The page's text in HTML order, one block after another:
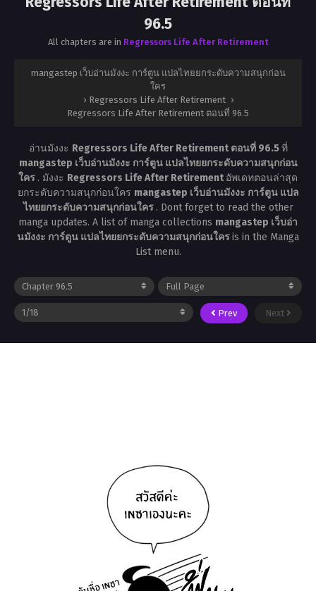
96.5
All chapters are in Regressors Life After Retirement
mangastep เว็บอ่านมังงะ การ์ตูน แปลไทยยกระดับความสนุกก่อน
ใคร
› Regressors Life After Retirement ›
Regressors Life After Retirement ตอนที่ 96.5
อ่านมังงะ Regressors Life After Retirement ตอนที่ 96.5ที่
mangastep เว็บอ่านมังงะ การ์ตูน แปลไทยยกระดับความสนุกก่อน
ใคร . มังงะ Regressors Life After Retirementอัพเดทตอนล่าสุด
ยกระดับความสนุกก่อนใคร mangastep เว็บอ่านมังงะ การ์ตูน แปล
ไทยยกระดับความสนุกก่อนใคร . Dont forget to read the other
manga updates. A list of manga collections mangastep เว็บอ่า
นมังงะ การ์ตูน แปลไทยยกระดับความสนุกก่อนใครis in the Manga
List menu.
Prev Next